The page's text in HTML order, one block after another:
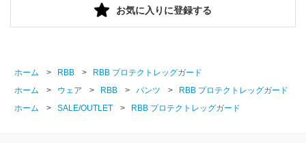
お気に入りに登録する
ホーム > RBB >
RBB プロテクトレッグガード
ホーム
> ウェア > RBB > パンツ >
RBB プロテクトレッグガード
ホーム
> SALE/OUTLET > RBB プロテクトレッグガード